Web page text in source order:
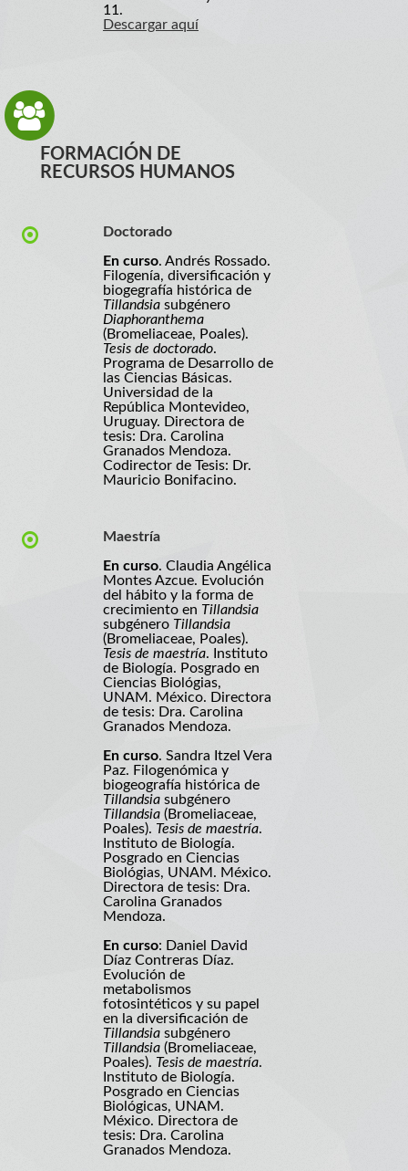
11.
Descargar aquí
FORMACIÓN DE
RECURSOS HUMANOS
Doctorado
En curso. Andrés Rossado.
Filogenía, diversificación y
biogegrafía histórica de
Tillandsia subgénero
Diaphoranthema
(Bromeliaceae, Poales).
Tesis de doctorado.
Programa de Desarrollo de
las Ciencias Básicas.
Universidad de la
República Montevideo,
Uruguay. Directora de
tesis: Dra. Carolina
Granados Mendoza.
Codirector de Tesis: Dr.
Mauricio Bonifacino.
Maestría
En curso. Claudia Angélica
Montes Azcue. Evolución
del hábito y la forma de
crecimiento en Tillandsia
subgénero Tillandsia
(Bromeliaceae, Poales).
Tesis de maestría. Instituto
de Biología. Posgrado en
Ciencias Biológias,
UNAM. México. Directora
de tesis: Dra. Carolina
Granados Mendoza.
En curso. Sandra Itzel Vera
Paz. Filogenómica y
biogeografía histórica de
Tillandsia subgénero
Tillandsia (Bromeliaceae,
Poales). Tesis de maestría.
Instituto de Biología.
Posgrado en Ciencias
Biológias, UNAM. México.
Directora de tesis: Dra.
Carolina Granados
Mendoza.
En curso: Daniel David
Díaz Contreras Díaz.
Evolución de
metabolismos
fotosintéticos y su papel
en la diversificación de
Tillandsia subgénero
Tillandsia (Bromeliaceae,
Poales). Tesis de maestría.
Instituto de Biología.
Posgrado en Ciencias
Biológicas, UNAM.
México. Directora de
tesis: Dra. Carolina
Granados Mendoza.